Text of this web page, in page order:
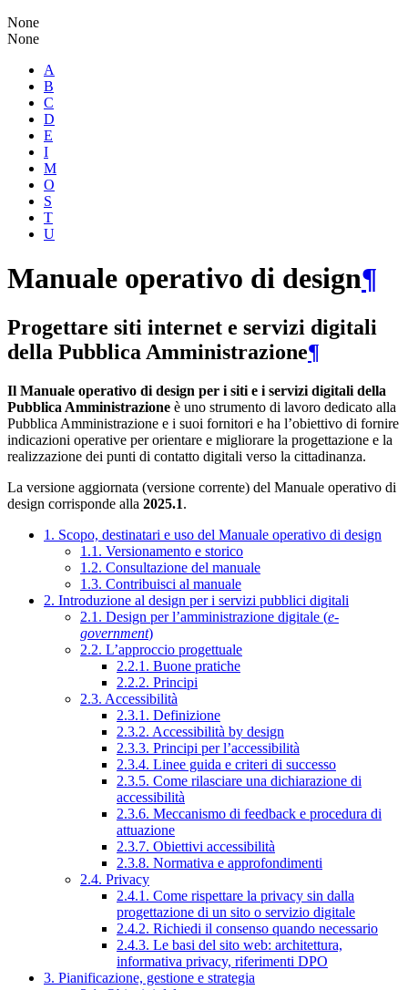
None
None
A
B
C
D
E
I
M
O
S
T
U
Manuale operativo di design¶
Progettare siti internet e servizi digitali
della Pubblica Amministrazione¶
Il Manuale operativo di design per i siti e i servizi digitali della
Pubblica Amministrazione è uno strumento di lavoro dedicato alla
Pubblica Amministrazione e i suoi fornitori e ha l’obiettivo di fornire
indicazioni operative per orientare e migliorare la progettazione e la
realizzazione dei punti di contatto digitali verso la cittadinanza.
La versione aggiornata (versione corrente) del Manuale operativo di
design corrisponde alla 2025.1.
1. Scopo, destinatari e uso del Manuale operativo di design
1.1. Versionamento e storico
1.2. Consultazione del manuale
1.3. Contribuisci al manuale
2. Introduzione al design per i servizi pubblici digitali
2.1. Design per l’amministrazione digitale (e-
government)
2.2. L’approccio progettuale
2.2.1. Buone pratiche
2.2.2. Principi
2.3. Accessibilità
2.3.1. Definizione
2.3.2. Accessibilità by design
2.3.3. Principi per l’accessibilità
2.3.4. Linee guida e criteri di successo
2.3.5. Come rilasciare una dichiarazione di
accessibilità
2.3.6. Meccanismo di feedback e procedura di
attuazione
2.3.7. Obiettivi accessibilità
2.3.8. Normativa e approfondimenti
2.4. Privacy
2.4.1. Come rispettare la privacy sin dalla
progettazione di un sito o servizio digitale
2.4.2. Richiedi il consenso quando necessario
2.4.3. Le basi del sito web: architettura,
informativa privacy, riferimenti DPO
3. Pianificazione, gestione e strategia